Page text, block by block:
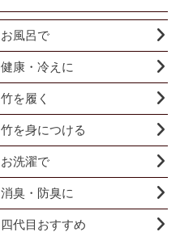
お風呂で
健康・冷えに
竹を履く
竹を身につける
お洗濯で
消臭・防臭に
四代目おすすめ